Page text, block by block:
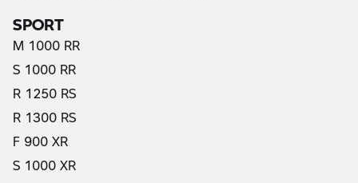
SPORT
M 1000 RR
S 1000 RR
R 1250 RS
R 1300 RS
F 900 XR
S 1000 XR